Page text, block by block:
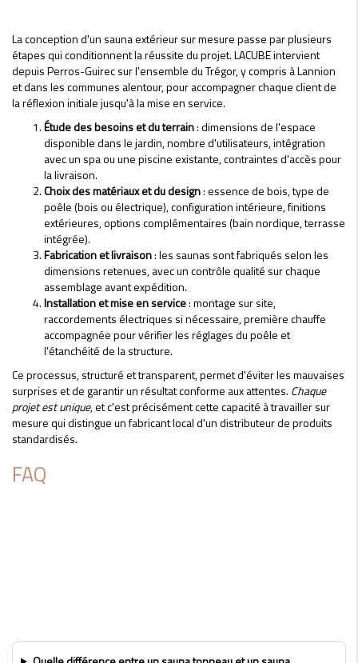
La conception d'un sauna extérieur sur mesure passe par plusieurs
étapes qui conditionnent la réussite du projet. LACUBE intervient
depuis Perros-Guirec sur l'ensemble du Trégor, y compris à Lannion
et dans les communes alentour, pour accompagner chaque client de
la réflexion initiale jusqu'à la mise en service.
Étude des besoins et du terrain: dimensions de l'espace
disponible dans le jardin, nombre d'utilisateurs, intégration
avec un spa ou une piscine existante, contraintes d'accès pour
la livraison.
Choix des matériaux et du design: essence de bois, type de
poêle (bois ou électrique), configuration intérieure, finitions
extérieures, options complémentaires (bain nordique, terrasse
intégrée).
Fabrication et livraison: les saunas sont fabriqués selon les
dimensions retenues, avec un contrôle qualité sur chaque
assemblage avant expédition.
Installation et mise en service: montage sur site,
raccordements électriques si nécessaire, première chauffe
accompagnée pour vérifier les réglages du poêle et
l'étanchéité de la structure.
Ce processus, structuré et transparent, permet d'éviter les mauvaises
surprises et de garantir un résultat conforme aux attentes. Chaque
projet est unique, et c'est précisément cette capacité à travailler sur
mesure qui distingue un fabricant local d'un distributeur de produits
standardisés.
FAQ